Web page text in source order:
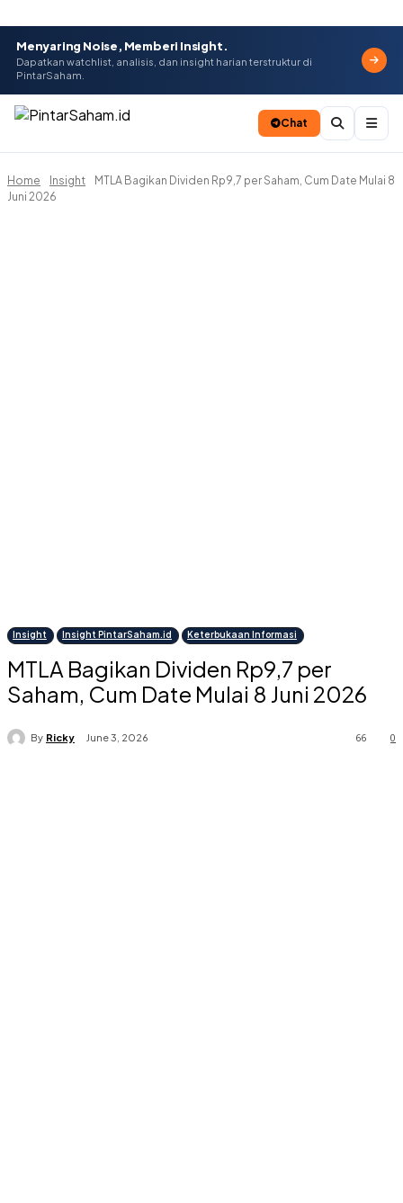
Menyaring Noise, Memberi Insight.
Dapatkan watchlist, analisis, dan insight harian terstruktur di
PintarSaham.
Chat
Batal
Home Insight
MTLA Bagikan Dividen Rp9,7 per Saham, Cum Date Mulai 8
Juni 2026
Insight Insight PintarSaham.id Keterbukaan Informasi
MTLA Bagikan Dividen Rp9,7 per
Saham, Cum Date Mulai 8 Juni 2026
By Ricky June 3, 2026 0
66